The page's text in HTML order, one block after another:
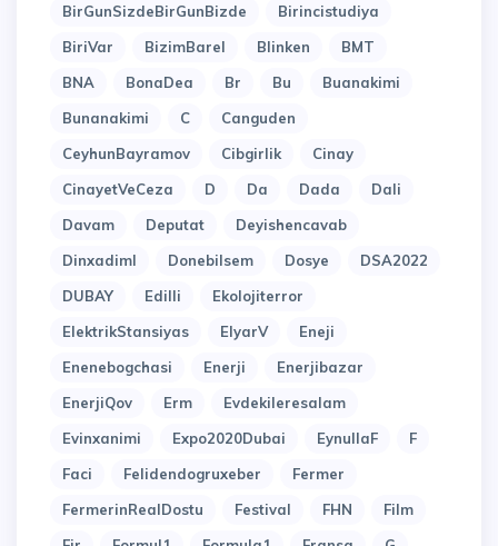
BirGunSizdeBirGunBizde
Birincistudiya
BiriVar
BizimBarel Blinken
BMT
BNA
BonaDea Br Bu
Buanakimi
Bunanakimi
C
Canguden
CeyhunBayramov
Cibgirlik
Cinay
CinayetVeCeza
D Da Dada
Dali
Davam
Deputat
Deyishencavab
Dinxadiml
Donebilsem Dosye
DSA2022
DUBAY
Edilli
Ekolojiterror
ElektrikStansiyas
ElyarV
Eneji
Enenebogchasi
Enerji
Enerjibazar
EnerjiQov
Erm
Evdekileresalam
Evinxanimi
Expo2020Dubai EynullaF
F
Faci
Felidendogruxeber
Fermer
FermerinRealDostu
Festival FHN
Film